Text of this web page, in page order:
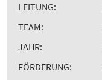
LEITUNG:
TEAM:
JAHR:
FÖRDERUNG: